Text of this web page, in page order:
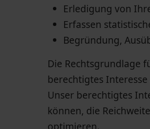
Erledigung von
Erfassen
Begründung,
Die Rechtsgrundlage
berechtigtes
Unser berechtigtes
können, die
optimieren.